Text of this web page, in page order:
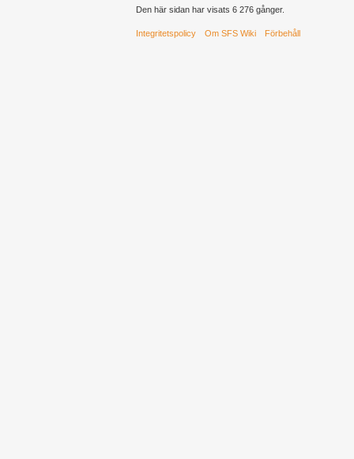
Den här sidan har visats 6 276 gånger.
Integritetspolicy Om SFS Wiki Förbehåll